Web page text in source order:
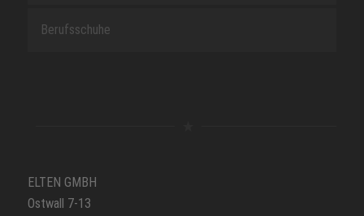
Berufsschuhe
ELTEN GMBH
Ostwall 7-13